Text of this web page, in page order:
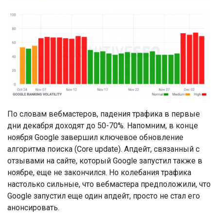
По словам вебмастеров, падения трафика в первые
дни декабря доходят до 50-70%. Напомним, в конце
ноября Google завершил ключевое обновление
алгоритма поиска (Core update). Апдейт, связанный с
отзывами на сайте, который Google запустил также в
ноябре, еще не закончился. Но колебания трафика
настолько сильные, что вебмастера предположили, что
Google запустил еще один апдейт, просто не стал его
анонсировать.